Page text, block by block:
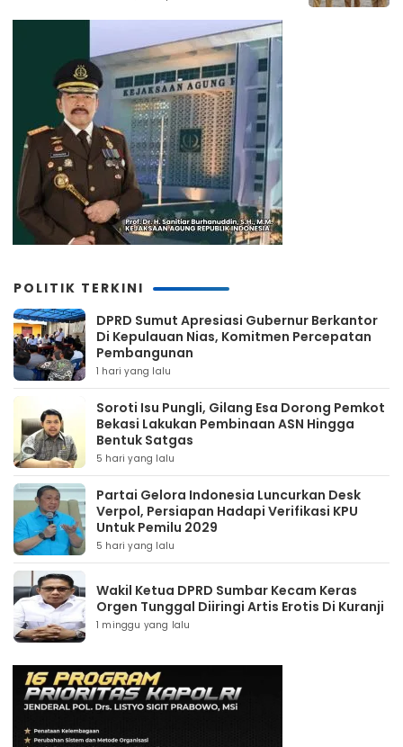
POLITIK TERKINI
DPRD Sumut Apresiasi Gubernur Berkantor
Di Kepulauan Nias, Komitmen Percepatan
Pembangunan
1 hari yang lalu
Soroti Isu Pungli, Gilang Esa Dorong Pemkot
Bekasi Lakukan Pembinaan ASN Hingga
Bentuk Satgas
5 hari yang lalu
Partai Gelora Indonesia Luncurkan Desk
Verpol, Persiapan Hadapi Verifikasi KPU
Untuk Pemilu 2029
5 hari yang lalu
Wakil Ketua DPRD Sumbar Kecam Keras
Orgen Tunggal Diiringi Artis Erotis Di Kuranji
1 minggu yang lalu